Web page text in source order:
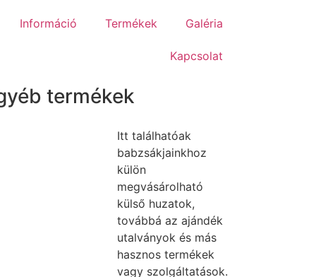
Információ Termékek Galéria
Kapcsolat
termékek
Itt találhatóak
babzsákjainkhoz
külön
megvásárolható
külső huzatok,
továbbá az ajándék
utalványok és más
hasznos termékek
vagy szolgáltatások.